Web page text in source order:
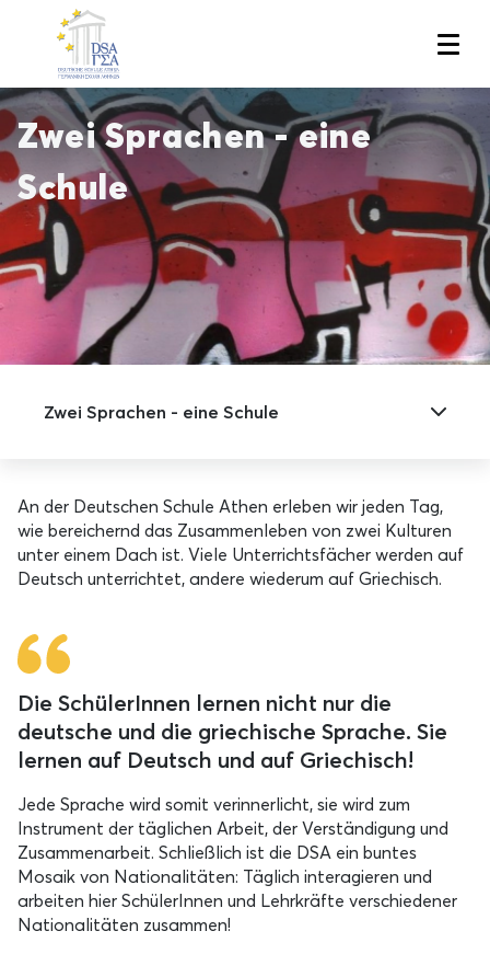
content
Zwei Sprachen - eine
Schule
Zwei Sprachen - eine Schule
An der Deutschen Schule Athen erleben wir jeden Tag,
wie bereichernd das Zusammenleben von zwei Kulturen
unter einem Dach ist. Viele Unterrichtsfächer werden auf
Deutsch unterrichtet, andere wiederum auf Griechisch.
Die SchülerInnen lernen nicht nur die
deutsche und die griechische Sprache. Sie
lernen auf Deutsch und auf Griechisch!
Jede Sprache wird somit verinnerlicht, sie wird zum
Instrument der täglichen Arbeit, der Verständigung und
Zusammenarbeit. Schließlich ist die DSA ein buntes
Mosaik von Nationalitäten: Täglich interagieren und
arbeiten hier SchülerInnen und Lehrkräfte verschiedener
Nationalitäten zusammen!